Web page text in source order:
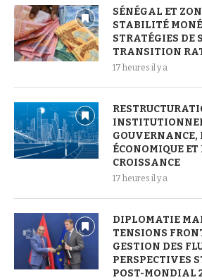
SÉNÉGAL ET
STABILITÉ
STRATÉGIES DE
TRANSITION
17 heures il y a
ÉCONOMIQUE
CROISSANCE
17 heures il y a
DIPLOMATIE
TENSIONS
GESTION DES
PERSPECTIVES
POST-MONDIAL